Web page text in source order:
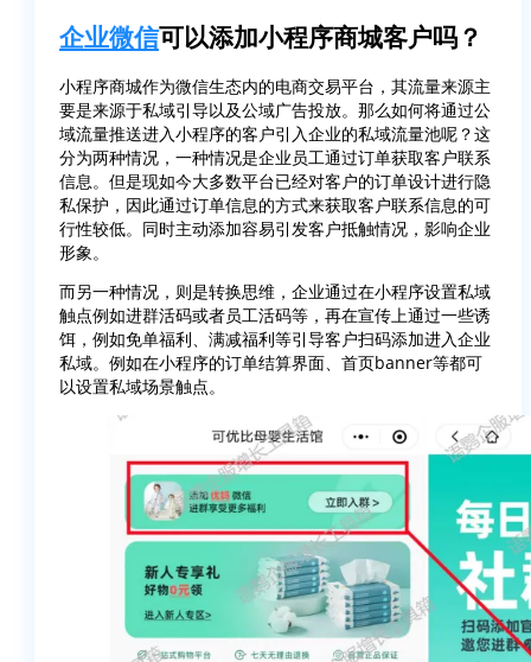
企业微信可以添加小程序商城客户吗？
小程序商城作为微信生态内的电商交易平台，其流量来源主
要是来源于私域引导以及公域广告投放。那么如何将通过公
域流量推送进入小程序的客户引入企业的私域流量池呢？这
分为两种情况，一种情况是企业员工通过订单获取客户联系
信息。但是现如今大多数平台已经对客户的订单设计进行隐
私保护，因此通过订单信息的方式来获取客户联系信息的可
行性较低。同时主动添加容易引发客户抵触情况，影响企业
形象。
而另一种情况，则是转换思维，企业通过在小程序设置私域
触点例如进群活码或者员工活码等，再在宣传上通过一些诱
饵，例如免单福利、满减福利等引导客户扫码添加进入企业
私域。例如在小程序的订单结算界面、首页banner等都可
以设置私域场景触点。